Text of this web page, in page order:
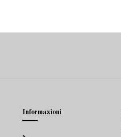
Informazioni